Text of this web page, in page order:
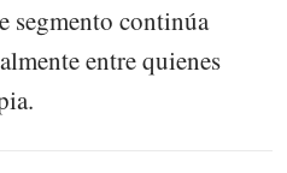
segmento continúa
entre quienes